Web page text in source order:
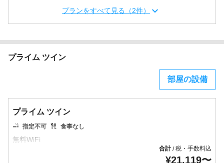
プランをすべて見る（2件）
プライム ツイン
部屋の設備
プライム ツイン
指定不可 食事なし
合計/税・手数料込
¥21,119〜